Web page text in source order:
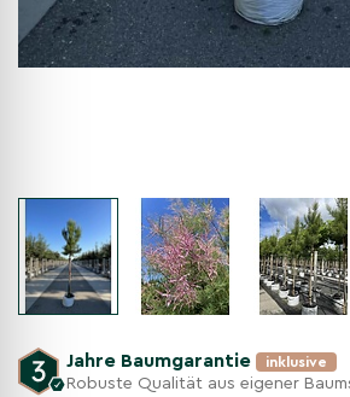
Jahre Baumgarantie inklusive
Robuste Qualität aus eigener